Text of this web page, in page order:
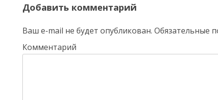
Добавить комментарий
Ваш e-mail не будет опубликован. Обязательные
Комментарий